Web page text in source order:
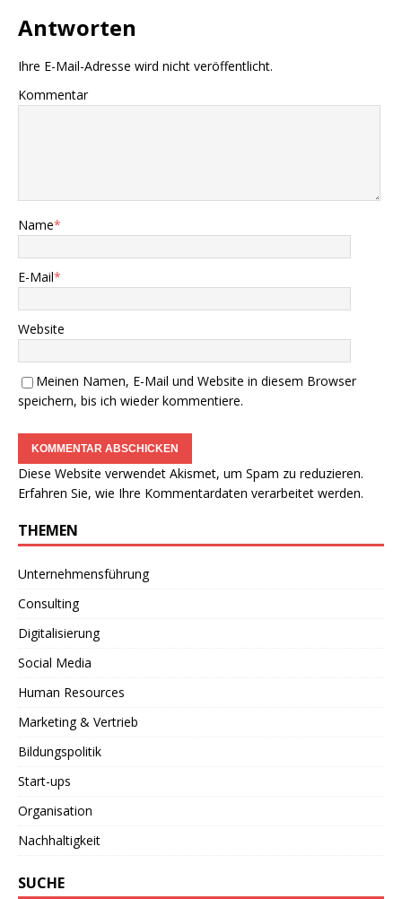
Antworten
Ihre E-Mail-Adresse wird nicht veröffentlicht.
Kommentar
Name*
E-Mail*
Website
Meinen Namen, E-Mail und Website in diesem Browser
speichern, bis ich wieder kommentiere.
Diese Website verwendet Akismet, um Spam zu reduzieren.
Erfahren Sie, wie Ihre Kommentardaten verarbeitet werden.
THEMEN
Unternehmensführung
Consulting
Digitalisierung
Social Media
Human Resources
Marketing & Vertrieb
Bildungspolitik
Start-ups
Organisation
Nachhaltigkeit
SUCHE